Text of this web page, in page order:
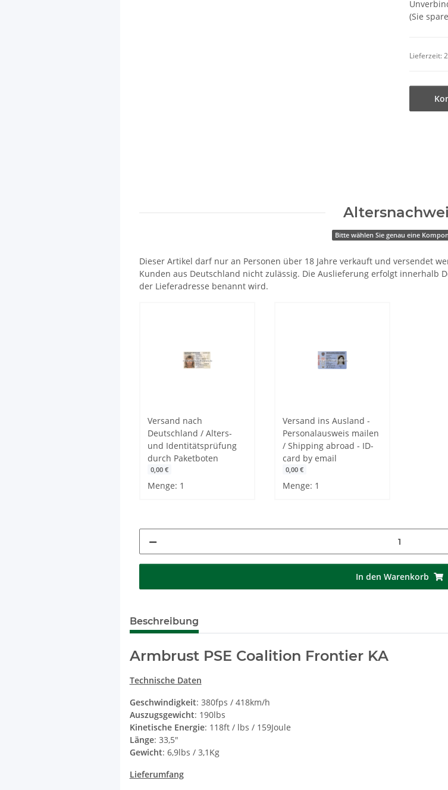
(Sie
Lieferzeit:
Bitte wählen Sie genau eine
Dieser Artikel darf nur an Personen über 18 Jahre verkauft und versendet
Kunden aus Deutschland nicht zulässig. Die Auslieferung erfolgt innerhalb
der Lieferadresse benannt wird.
Versand nach
Deutschland / Alters-
und Identitätsprüfung
durch Paketboten
0,00 €
Menge: 1
Versand ins Ausland -
Personalausweis mailen
/ Shipping abroad - ID-
card by email
0,00 €
Menge: 1
In den Warenkorb
Beschreibung
Armbrust PSE Coalition Frontier KA
Technische Daten
Geschwindigkeit: 380fps / 418km/h
Auszugsgewicht: 190lbs
Kinetische Energie: 118ft / lbs / 159Joule
Länge: 33,5"
Gewicht: 6,9lbs / 3,1Kg
Lieferumfang